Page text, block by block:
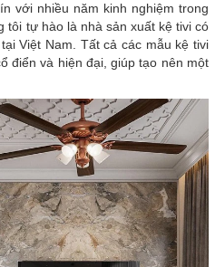
với nhiều năm kinh nghiệm trong
tôi tự hào là nhà sản xuất kệ tivi có
Việt Nam. Tất cả các mẫu kệ tivi
điển và hiện đại, giúp tạo nên một